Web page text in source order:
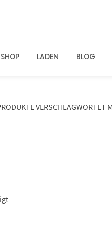
LADEN BLOG
VERSCHLAGWORTET
Nach